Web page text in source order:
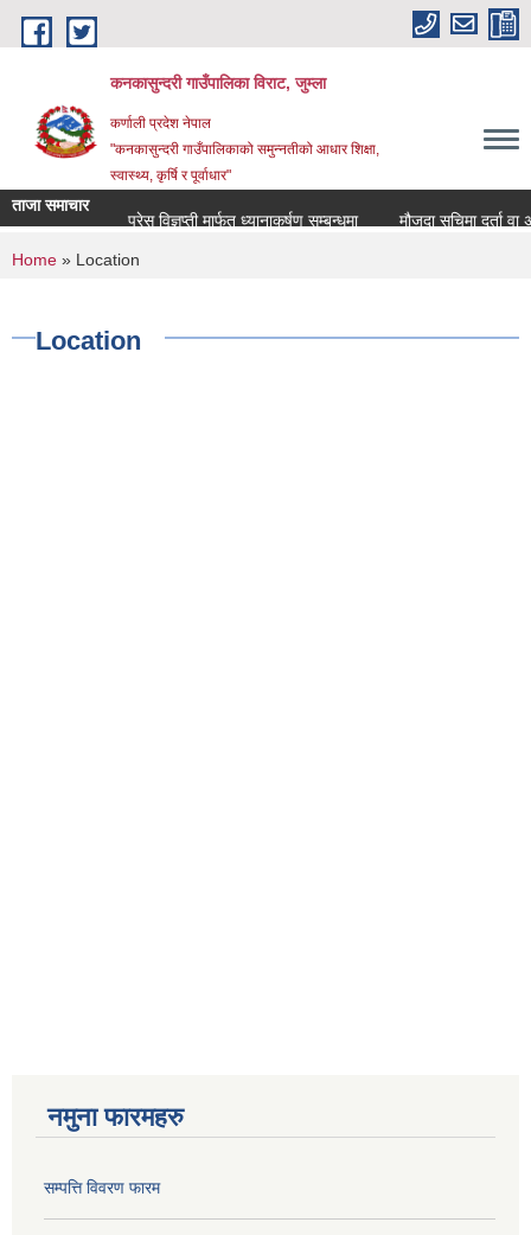
Skip to main content
कनकासुन्दरी गाउँपालिका विराट, जुम्ला
कर्णाली प्रदेश नेपाल
"कनकासुन्दरी गाउँपालिकाको समुन्नतीको आधार शिक्षा,
स्वास्थ्य, कृर्षि र पूर्वाधार"
ताजा समाचार
प्रेस विज्ञप्ती मार्फत ध्यानाकर्षण सम्बन्धमा
मौजुदा सुचिमा दर्ता वा
You are here
Home » Location
Location
नमुना फारमहरु
सम्पत्ति विवरण फारम